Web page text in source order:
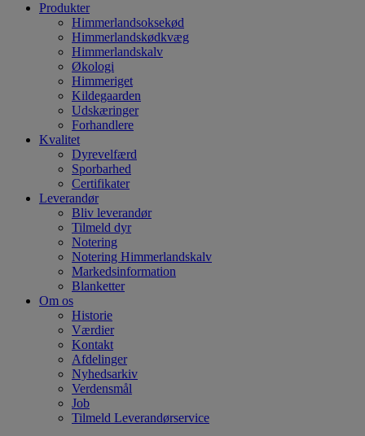
Produkter
Himmerlandsoksekød
Himmerlandskødkvæg
Himmerlandskalv
Økologi
Himmeriget
Kildegaarden
Udskæringer
Forhandlere
Kvalitet
Dyrevelfærd
Sporbarhed
Certifikater
Leverandør
Bliv leverandør
Tilmeld dyr
Notering
Notering Himmerlandskalv
Markedsinformation
Blanketter
Om os
Historie
Værdier
Kontakt
Afdelinger
Nyhedsarkiv
Verdensmål
Job
Tilmeld Leverandørservice